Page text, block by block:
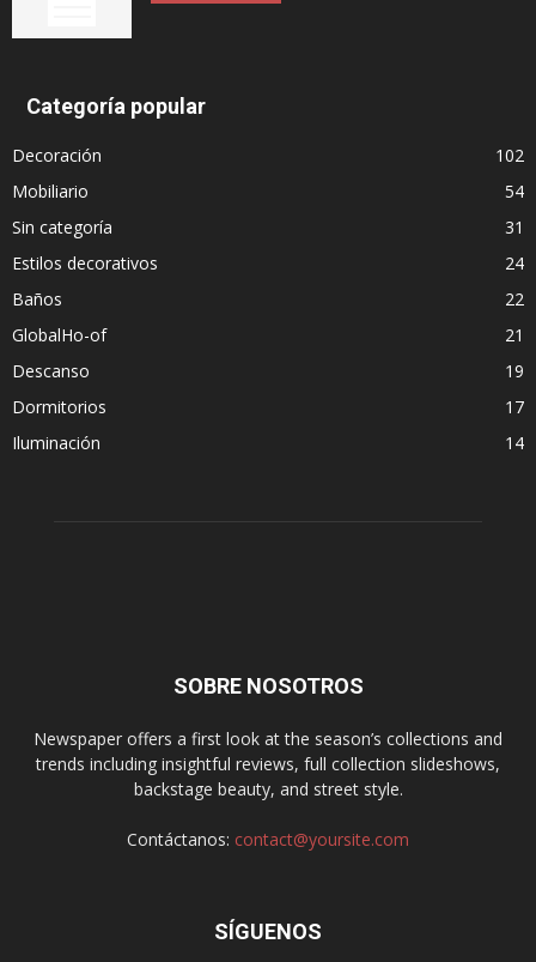
Categoría popular
Decoración
102
Mobiliario
54
Sin categoría
31
Estilos decorativos
24
Baños
22
GlobalHo-of
21
Descanso
19
Dormitorios
17
Iluminación
14
SOBRE NOSOTROS
Newspaper offers a first look at the season’s collections and
trends including insightful reviews, full collection slideshows,
backstage beauty, and street style.
Contáctanos: contact@yoursite.com
SÍGUENOS